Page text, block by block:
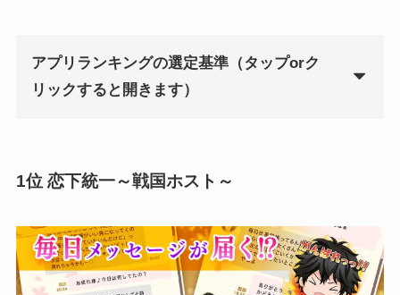
アプリランキングの選定基準（タップorク
リックすると開きます）
1位 恋下統一～戦国ホスト～